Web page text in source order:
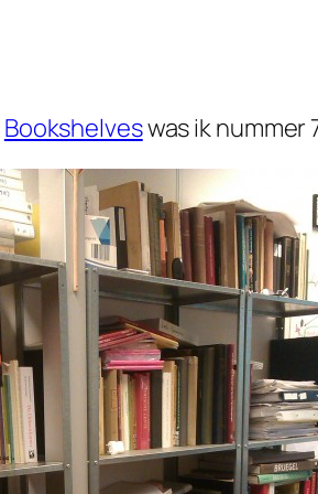
Bookshelveswas ik nummer